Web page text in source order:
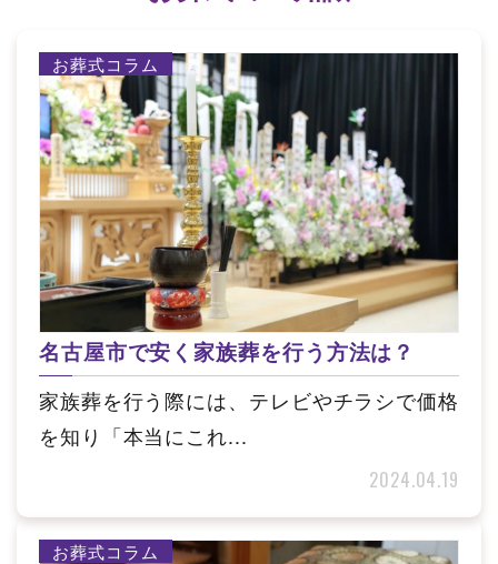
お葬式コラム
名古屋市で安く家族葬を行う方法は？
家族葬を行う際には、テレビやチラシで価格
を知り「本当にこれ...
2024.04.19
お葬式コラム